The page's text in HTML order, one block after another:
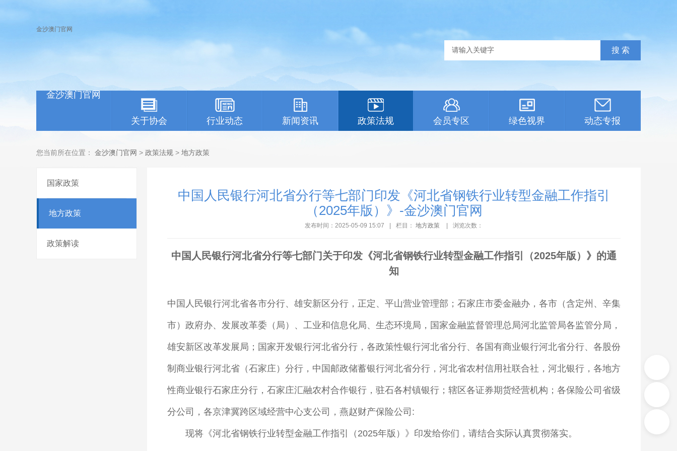
金沙澳门官网
金沙澳门官网
关于协会 行业动态 新闻资讯 政策法规 会员专区 绿色视界 动态专报
您当前所在位置： 金沙澳门官网 > 政策法规 > 地方政策
国家政策
地方政策
政策解读
中国人民银行河北省分行等七部门印发《河北省钢铁行业转型金融工作指引
（2025年版）》-金沙澳门官网
发布时间：2025-05-09 15:07 栏目： 地方政策 浏览次数：
中国人民银行河北省分行等七部门关于印发《河北省钢铁行业转型金融工作指引（2025年版）》的通
知
中国人民银行河北省各市分行、雄安新区分行，正定、平山营业管理部；石家庄市委金融办，各市（含定州、辛集
市）政府办、发展改革委（局）、工业和信息化局、生态环境局，国家金融监督管理总局河北监管局各监管分局，
雄安新区改革发展局；国家开发银行河北省分行，各政策性银行河北省分行、各国有商业银行河北省分行、各股份
制商业银行河北省（石家庄）分行，中国邮政储蓄银行河北省分行，河北省农村信用社联合社，河北银行，各地方
性商业银行石家庄分行，石家庄汇融农村合作银行，驻石各村镇银行；辖区各证券期货经营机构；各保险公司省级
分公司，各京津冀跨区域经营中心支公司，燕赵财产保险公司:
现将《河北省钢铁行业转型金融工作指引（2025年版）》印发给你们，请结合实际认真贯彻落实。